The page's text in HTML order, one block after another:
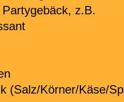
z.B.
(Salz/Körner/Käse/